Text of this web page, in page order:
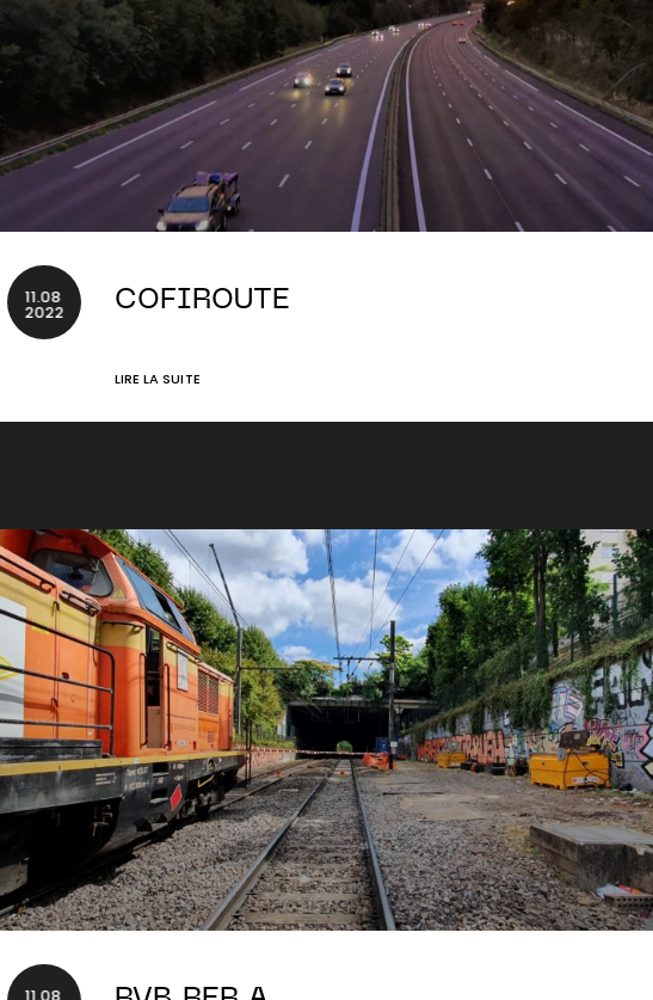
11.08
2022 COFIROUTE
LIRE LA SUITE